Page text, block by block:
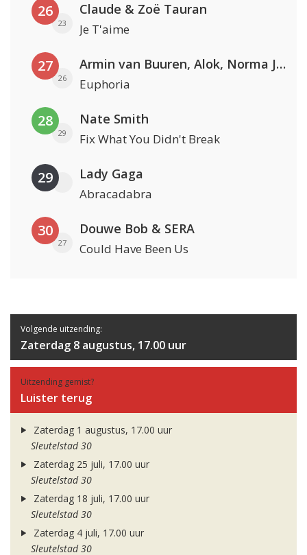
26
23
Claude & Zoë Tauran
Je T'aime
27
26
Armin van Buuren, Alok, Norma Jean Martine & LAWRENT
Euphoria
28
29
Nate Smith
Fix What You Didn't Break
29 Lady Gaga
Abracadabra
30
27
Douwe Bob & SERA
Could Have Been Us
Volgende uitzending:
Zaterdag 8 augustus, 17.00 uur
Uitzending gemist?
Luister terug
Zaterdag 1 augustus, 17.00 uur
Sleutelstad 30
Zaterdag 25 juli, 17.00 uur
Sleutelstad 30
Zaterdag 18 juli, 17.00 uur
Sleutelstad 30
Zaterdag 4 juli, 17.00 uur
Sleutelstad 30